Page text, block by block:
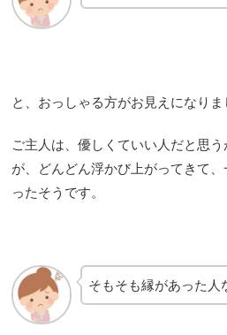
と、おっしゃる方がお見えになりま
ご主人は、優しくていい人だと思
が、どんどん浮かび上がってきて
ったそうです。
そもそも縁があった人